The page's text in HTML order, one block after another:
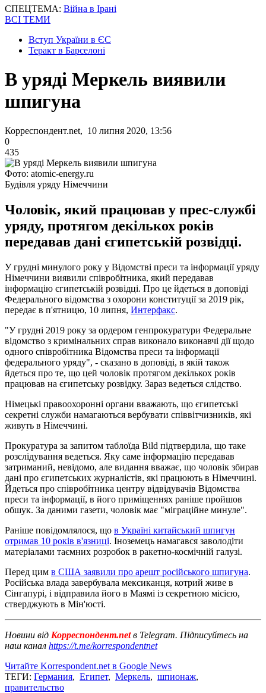
СПЕЦТЕМА: Війна в Ірані
ВСІ ТЕМИ
Вступ України в ЄС
Теракт в Барселоні
В уряді Меркель виявили
шпигуна
Корреспондент.net, 10 липня 2020, 13:56
0
435
Фото: atomic-energy.ru
Будівля уряду Німеччини
Чоловік, який працював у прес-службі
уряду, протягом декількох років
передавав дані єгипетській розвідці.
У грудні минулого року у Відомстві преси та інформації уряду
Німеччини виявили співробітника, який передавав
інформацію єгипетській розвідці. Про це йдеться в доповіді
Федерального відомства з охорони конституції за 2019 рік,
передає в п'ятницю, 10 липня, Интерфакс.
"У грудні 2019 року за ордером генпрокуратури Федеральне
відомство з кримінальних справ виконало виконавчі дії щодо
одного співробітника Відомства преси та інформації
федерального уряду", - сказано в доповіді, в якій також
йдеться про те, що цей чоловік протягом декількох років
працював на єгипетську розвідку. Зараз ведеться слідство.
Німецькі правоохоронні органи вважають, що єгипетські
секретні служби намагаються вербувати співвітчизників, які
живуть в Німеччині.
Прокуратура за запитом таблоїда Bild підтвердила, що таке
розслідування ведеться. Яку саме інформацію передавав
затриманий, невідомо, але видання вважає, що чоловік збирав
дані про єгипетських журналістів, які працюють в Німеччині.
Йдеться про співробітника центру відвідувачів Відомства
преси та інформації, в його приміщеннях раніше пройшов
обшук. За даними газети, чоловік має "міграційне минуле".
Раніше повідомлялося, що в Україні китайський шпигун
отримав 10 років в'язниці. Іноземець намагався заволодіти
матеріалами таємних розробок в ракетно-космічній галузі.
Перед цим в США заявили про арешт російського шпигуна.
Російська влада завербувала мексиканця, котрий живе в
Сінгапурі, і відправила його в Маямі із секретною місією,
стверджують в Мін'юсті.
Новини від Корреспондент.netв Telegram. Підписуйтесь на
наш канал https://t.me/korrespondentnet
Читайте Korrespondent.net в Google News
ТЕГИ: Германия, Египет, Меркель, шпионаж,
правительство